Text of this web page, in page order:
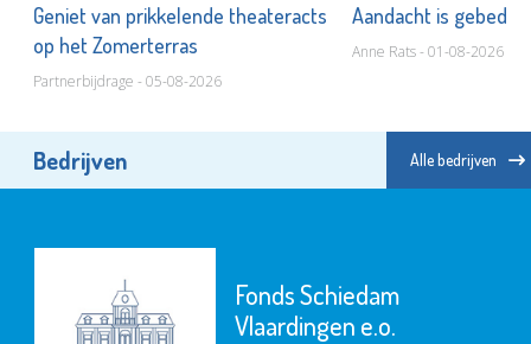
Geniet van prikkelende theateracts
op het Zomerterras
Partnerbijdrage - 05-08-2026
Aandacht is gebed
Anne Rats - 01-08-2026
Bedrijven Alle bedrijven
Fonds Schiedam
Vlaardingen e.o.